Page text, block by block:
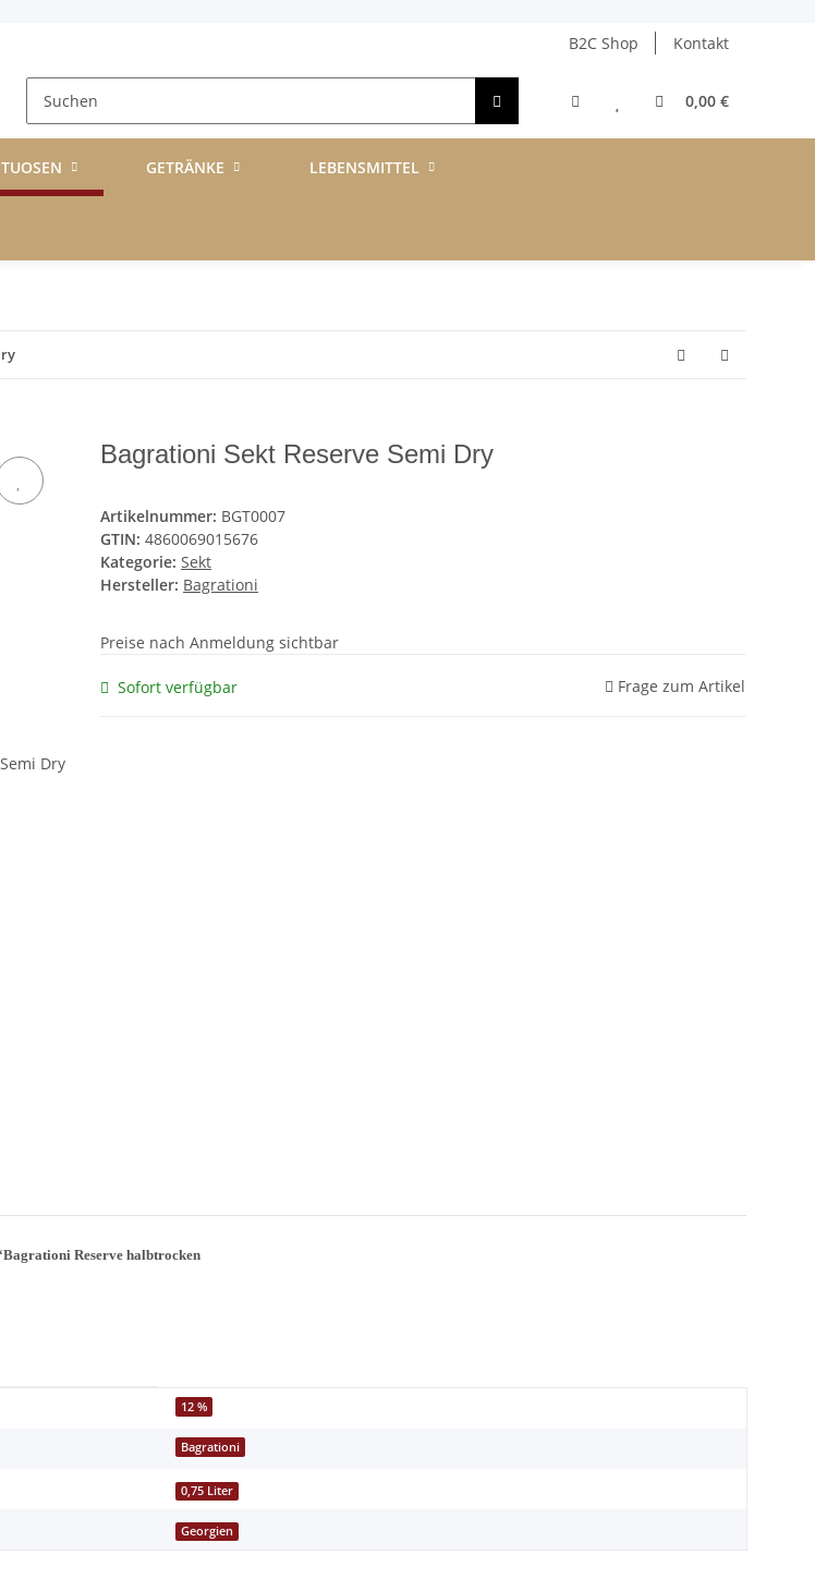
B2C Shop
Kontakt
0,00 €
GETRÄNKE LEBENSMITTEL
Bagrationi Sekt Reserve Semi Dry
Artikelnummer: BGT0007
GTIN: 4860069015676
Kategorie: Sekt
Hersteller: Bagrationi
Preise nach Anmeldung sichtbar
Sofort verfügbar Frage zum Artikel
Reserve halbtrocken
12 %
Bagrationi
0,75 Liter
Georgien